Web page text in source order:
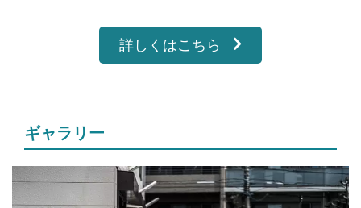
詳しくはこちら
ギャラリー